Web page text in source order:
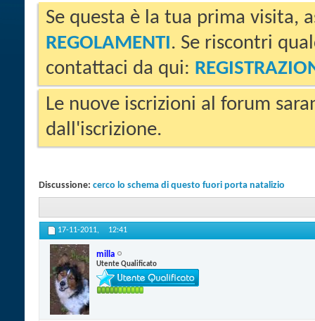
Se questa è la tua prima visita,
REGOLAMENTI. Se riscontri
contattaci da qui:
Le nuove iscrizioni al forum
dall'iscrizione.
Discussione: cerco lo schema di questo fuori porta natalizio
17-11-2011, 12:41
milla
Utente Qualificato